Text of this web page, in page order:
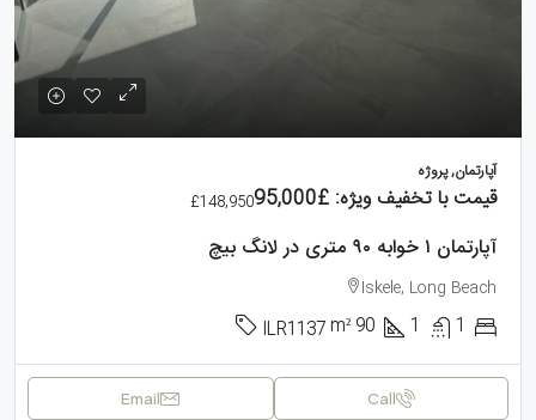
آپارتمان, پروژه
قیمت با تخفیف ویژه: £95,000
£148,950
آپارتمان ۱ خوابه ۹۰ متری در لانگ بیچ
Iskele, Long Beach
1
1
90
m²
ILR1137
Call
Email